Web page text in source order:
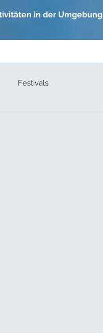
in der Umgebung
Festivals